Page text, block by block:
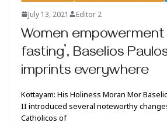
July 13, 2021 Editor 2
Women empowerment
fasting’, Baselios
imprints everywhere
Kottayam: His Holiness Moran Mor
II introduced several noteworthy
Catholicos of